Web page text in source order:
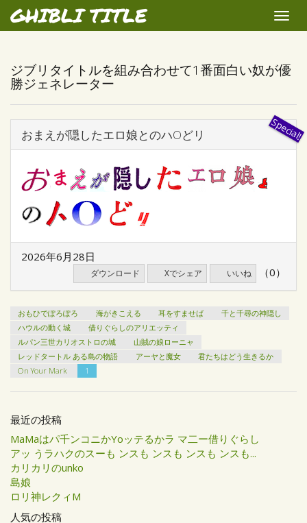
GHIBLI TITLE
Toggle
ジブリタイトルを組み合わせて1番面白い奴が優
勝ジェネレーター
おまえが隠したエロ娘とのハOどリ
2026年6月28日
ダウンロード Xでシェア いいね （0）
おもひでぽろぽろ 海がきこえる 耳をすませば
千と千尋の神隠し
ハウルの動く城
借りぐらしのアリエッティ
ルパン三世カリオストロの城
山賊の娘ローニャ
レッドタートル ある島の物語
アーヤと魔女
君たちはどう生きるか
On Your Mark
1
最近の投稿
MaMaはパ千ンコニかYoッテるかラ マ二ー借りぐらし
アッ うラハクのスーも ンスも ンスも ンスも ンスも...
カリカリのunko
島娘
ロリ神レクィM
人気の投稿